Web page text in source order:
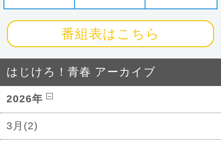
番組表はこちら
はじけろ！青春 アーカイブ
2026年
3月(2)